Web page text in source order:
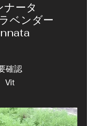
ナータ
ベンダー
確認
Vit